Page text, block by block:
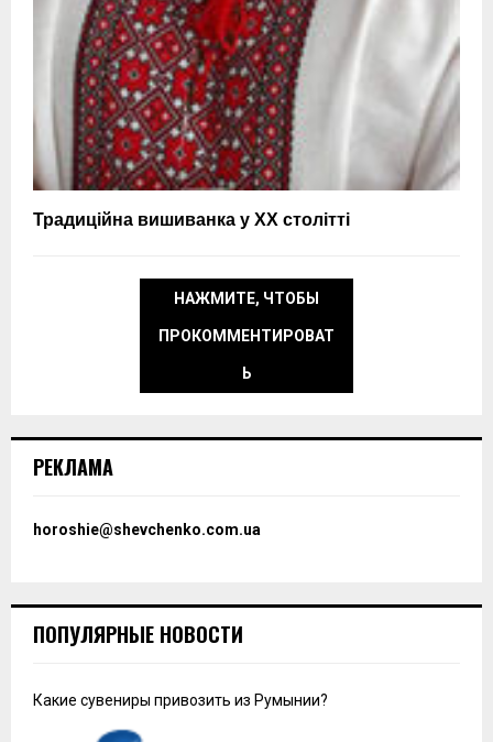
Традиційна вишиванка у ХХ столітті
НАЖМИТЕ, ЧТОБЫ
ПРОКОММЕНТИРОВАТ
Ь
РЕКЛАМА
horoshie@shevchenko.com.ua
ПОПУЛЯРНЫЕ НОВОСТИ
Какие сувениры привозить из Румынии?